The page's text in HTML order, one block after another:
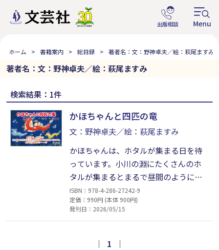
ホーム 書籍案内 総目録 著者名：文：野神卓夫／絵：萩尾ますみ
著者名：文：野神卓夫／絵：萩尾ますみ
検索結果：1件
かほちゃんと四匹の竜
文：野神卓夫／絵：萩尾ますみ
かほちゃんは、ホタルが集まる日を待
っています。小川の淵にたくさんのホ
タルが集まるとまるで昼間のようにあ
たり一面かがやくのです。とうとうそ
の日がきました。かほちゃんは小川の
土手にすわってホタルを見ていまし
なかたまりになってうずを巻きはじめ
ISBN：978-4-286-27242-9
定価：990円 (本体 900円)
発刊日：2026/05/15
｜ 1 ｜